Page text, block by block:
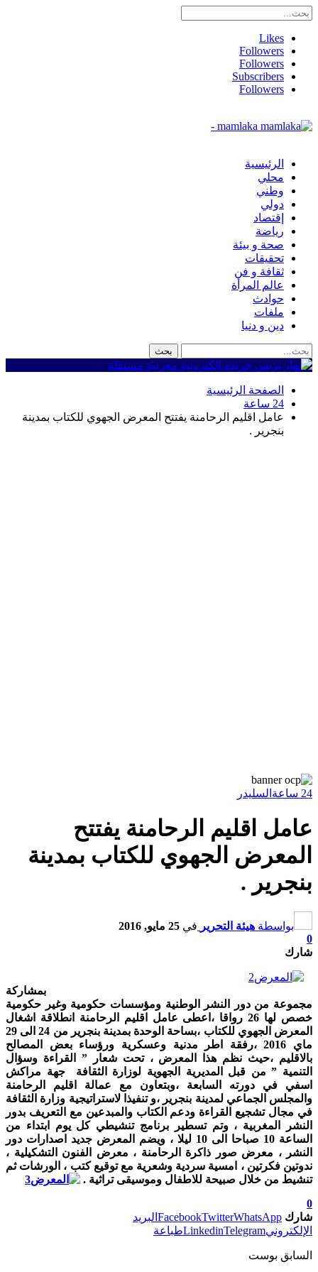
Likes
Followers
Followers
Subscribers
Followers
mamlaka -
الرئيسية
محلي
وطني
دولي
إقتصاد
رياضة
صحة و بيئة
تحقيقات
ثقافة و فن
عالم المرأة
حوادث
ملفات
دين و دنيا
الصفحة الرئيسية
24 ساعة
عامل اقليم الرحامنة يفتتح المعرض الجهوي للكتاب بمدينة
بنجرير .
24 ساعة السليدر
عامل اقليم الرحامنة يفتتح
المعرض الجهوي للكتاب بمدينة
بنجرير .
بواسطة هيئة التحرير في 25 مايو, 2016
0
شارك
بمشاركة
مجموعة من دور النشر الوطنية ومؤسسات حكومية وغير حكومية
خصص لها 26 رواقا ،اعطى عامل اقليم الرحامنة انطلاقة اشغال
المعرض الجهوي للكتاب ،بساحة الوحدة بمدينة بنجرير من 24 الى 29
ماي 2016 ،رفقة اطر مدنية وعسكرية ورؤساء بعض المصالح
بالاقليم ،حيث نظم هذا المعرض ، تحت شعار ” القراءة وسؤال
التنمية ” من قبل المديرية الجهوية لوزارة الثقافة جهة مراكش
اسفي في دورته السابعة ،وبتعاون مع عمالة اقليم الرحامنة
والمجلس الجماعي لمدينة بنجرير ،و تنفيذا لاستراتيجية وزارة الثقافة
في مجال تشجيع القراءة ودعم الكتاب والمبدعين مع التعريف بدور
النشر المغربية ، وتم تسطير برنامج تنشيطي كل يوم ابتداء من
الساعة 10 صباحا الى 10 ليلا ، ويضم المعرض جديد اصدارات دور
النشر ، معرض صور ذاكرة الرحامنة ، معرض الفنون التشكيلية ،
ندوتين فكرتين ، امسية سردية وشعرية مع توقيع كتب ، الورشات ثم
تنشيط من خلال صبيحة للاطفال وموسيقى تراثية .
0
شارك
FacebookTwitterWhatsApp
البريد
الإلكتروني
LinkedinTelegram طباعة
السابق بوست